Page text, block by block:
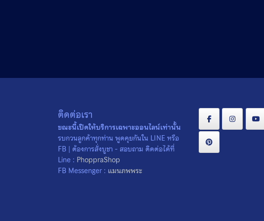
ติดต่อเรา
ขณะนี้เปิดให้บริการเฉพาะออนไลน์เท่านั้น
รบกวนลูกค้าทุกท่าน พูดคุยกันใน LINE หรือ
FB | ต้องการสั่งบูชา - สอบถาม ติดต่อได้ที่
Line : PhoppraShop
FB Messenger : แมนภพพระ